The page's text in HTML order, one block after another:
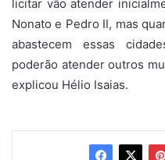
licitar vão atender
Nonato e Pedro II, mas
abastecem essas
poderão atender outros
explicou Hélio Isaias.